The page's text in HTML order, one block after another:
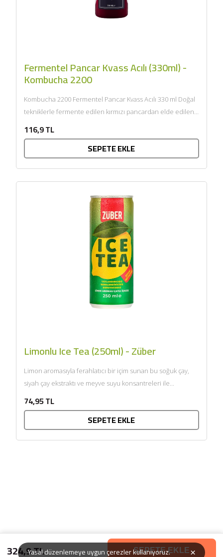
324,9 TL SEPETE EKLE
Fermentel Pancar Kvass Acılı (330ml) -
Kombucha 2200
Kombucha 2200 Fermentel Pancar Kvass Acılı 330 ml Doğal
tekniklerle fermente edilen kırmızı pancardan elde edilen
116,9 TL
SEPETE EKLE
Limonlu Ice Tea (250ml) - Züber
Limon aromasıyla ferahlatıcı bir içim sunan bu soğuk çay,
siyah çay ekstraktı ve meyve suyu konsantreleri ile...
74,95 TL
SEPETE EKLE
Yasal düzenlemeye uygun çerezler kullanıyoruz. ×